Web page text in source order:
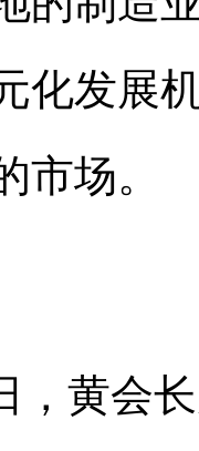
化发展
市场。
，黄会